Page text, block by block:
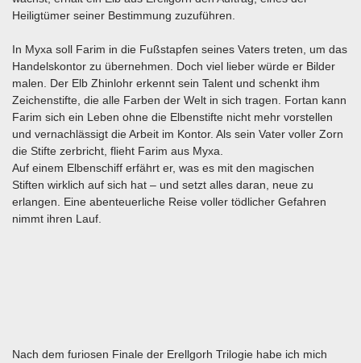
Heiligtümer seiner Bestimmung zuzuführen.
In Myxa soll Farim in die Fußstapfen seines Vaters treten, um das
Handelskontor zu übernehmen. Doch viel lieber würde er Bilder
malen. Der Elb Zhinlohr erkennt sein Talent und schenkt ihm
Zeichenstifte, die alle Farben der Welt in sich tragen. Fortan kann
Farim sich ein Leben ohne die Elbenstifte nicht mehr vorstellen
und vernachlässigt die Arbeit im Kontor. Als sein Vater voller Zorn
die Stifte zerbricht, flieht Farim aus Myxa.
Auf einem Elbenschiff erfährt er, was es mit den magischen
Stiften wirklich auf sich hat – und setzt alles daran, neue zu
erlangen. Eine abenteuerliche Reise voller tödlicher Gefahren
nimmt ihren Lauf.
Nach dem furiosen Finale der Erellgorh Trilogie habe ich mich